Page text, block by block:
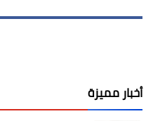
أخبار مميزة